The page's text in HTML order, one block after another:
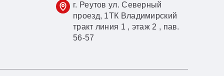
г. Реутов ул. Северный
проезд, 1ТК Владимирский
тракт линия 1 , этаж 2 , пав.
56-57